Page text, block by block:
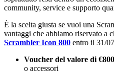
community, service e supporto
È la scelta giusta se vuoi una
vantaggi che abbiamo riservato a
Scrambler Icon 800 entro il 31/
Voucher del valore di €800
o accessori